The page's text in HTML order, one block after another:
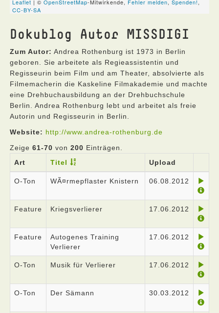
Dokublog Autor MISSDIGI
Zum Autor: Andrea Rothenburg ist 1973 in Berlin
geboren. Sie arbeitete als Regieassistentin und
Regisseurin beim Film und am Theater, absolvierte als
Filmemacherin die Kaskeline Filmakademie und machte
eine Drehbuchausbildung an der Drehbuchschule
Berlin. Andrea Rothenburg lebt und arbeitet als freie
Autorin und Regisseurin in Berlin.
Website: http://www.andrea-rothenburg.de
Zeige 61-70 von 200 Einträgen.
Art
Titel Upload
O-Ton WÃ¤rmepflaster Knistern 06.08.2012
Feature Kriegsverlierer 17.06.2012
Feature
Autogenes Training
Verlierer
17.06.2012
O-Ton Musik für Verlierer 17.06.2012
O-Ton Der Sämann 30.03.2012